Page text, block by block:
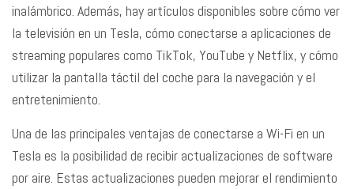
inalámbrico. Además, hay artículos disponibles sobre cómo ver
la televisión en un Tesla, cómo conectarse a aplicaciones de
streaming populares como TikTok, YouTube y Netflix, y cómo
utilizar la pantalla táctil del coche para la navegación y el
entretenimiento.
Una de las principales ventajas de conectarse a Wi-Fi en un
Tesla es la posibilidad de recibir actualizaciones de software
por aire. Estas actualizaciones pueden mejorar el rendimiento